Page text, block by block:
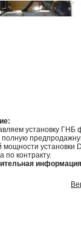
установку ГНБ
мощности установки
по контракту.